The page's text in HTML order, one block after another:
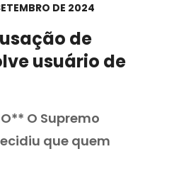
DE 2024
de
usuário de
O Supremo
que quem